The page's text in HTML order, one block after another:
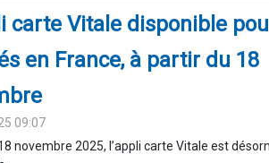
carte Vitale disponible
en France, à partir du 18
09:07
novembre 2025, l’appli carte Vitale est